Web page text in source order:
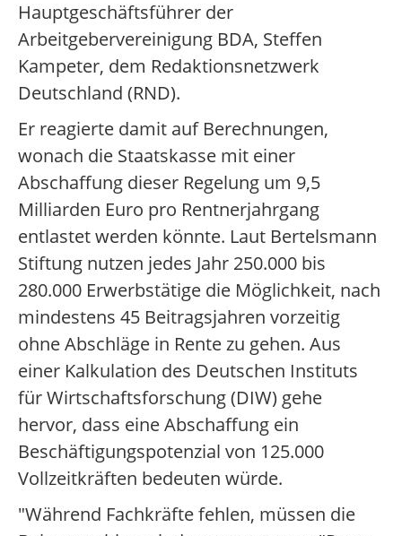
Hauptgeschäftsführer der
Arbeitgebervereinigung BDA, Steffen
Kampeter, dem Redaktionsnetzwerk
Deutschland (RND).
Er reagierte damit auf Berechnungen,
wonach die Staatskasse mit einer
Abschaffung dieser Regelung um 9,5
Milliarden Euro pro Rentnerjahrgang
entlastet werden könnte. Laut Bertelsmann
Stiftung nutzen jedes Jahr 250.000 bis
280.000 Erwerbstätige die Möglichkeit, nach
mindestens 45 Beitragsjahren vorzeitig
ohne Abschläge in Rente zu gehen. Aus
einer Kalkulation des Deutschen Instituts
für Wirtschaftsforschung (DIW) gehe
hervor, dass eine Abschaffung ein
Beschäftigungspotenzial von 125.000
Vollzeitkräften bedeuten würde.
"Während Fachkräfte fehlen, müssen die